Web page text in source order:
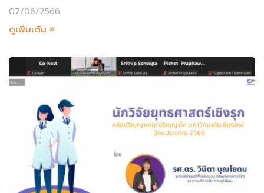
07/06/2566
ดูเพิ่มเติม »